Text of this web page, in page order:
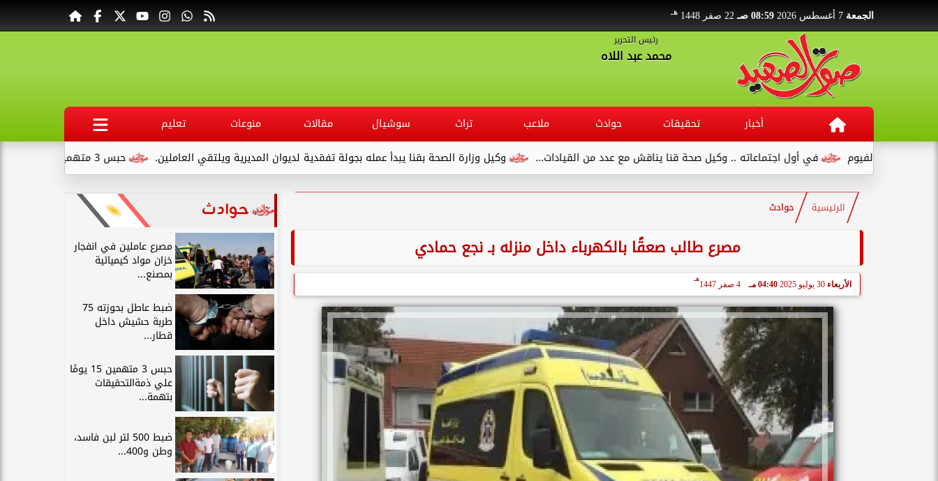
الجمعة 08:59 صـ 22 صفر 1448 هـ
رئيس التحرير
محمد عبد اللاه
أخبار تحقيقات حوادث ملاعب تراث سوشيال مقالات منوعات
تعليم
حبس 3 متهمين 15 يومًا علي ذمةالتحقيقات بتهمة التنقيب عن الآثار داخل...
وكيل وزارة الصحة بقنا يبدأ عمله بجولة تفقدية لديوان المديرية ويلتقي العاملين. في أول اجتماعاته .. وكيل صحة قنا يناقش مع عدد من القيادات...
الرئيسية حوادث
مصرع طالب صعقًا بالكهرباء داخل منزله بـ نجع حمادي
الأربعاء 30 يوليو 2025 04:40 مـ 4 صفر 1447
هـ
حوادث
مصرع عاملين في انفجار
خزان مواد كيميائية
بمصنع...
ضبط عاطل بحوزته 75
طربة حشيش داخل
قطار...
حبس 3 متهمين 15 يومًا
علي ذمةالتحقيقات
بتهمة...
ضبط 500 لتر لبن فاسد،
وطن و400...